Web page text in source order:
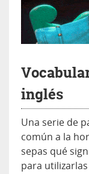
inglés
Una serie de
común a la
sepas qué
para